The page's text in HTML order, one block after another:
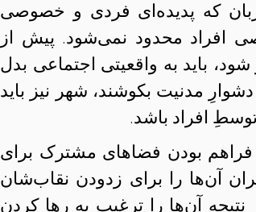
که پدیده‌ای فردی و خصوصی
افراد محدود نمی‌شود. پیش از
باید به واقعیتی اجتماعی بدل
مدنیت بکوشند، شهر نیز باید
افراد باشد.
بودن فضاهای مشترک برای
آن‌ها را برای زدودن نقاب‌شان
آن‌ها را ترغیب به رها کردن